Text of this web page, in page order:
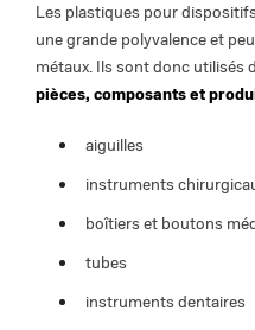
Les plastiques pour
une grande polyvalence et
métaux. Ils sont donc utilisés
pièces, composants et
aiguilles
instruments
boîtiers et boutons
tubes
instruments dentaires